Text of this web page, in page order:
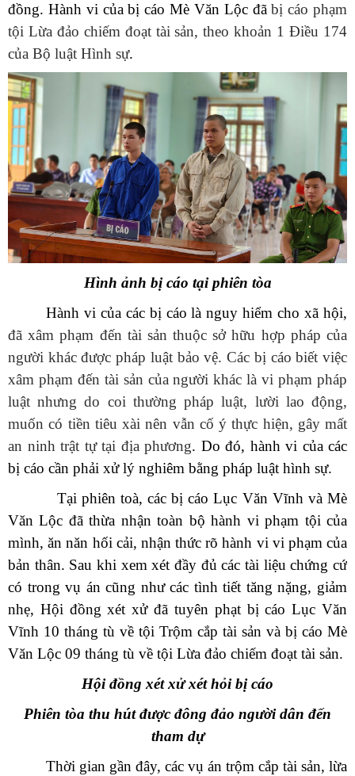
đồng. Hành vi của bị cáo Mè Văn Lộc đãbị cáo phạm
tội Lừa đảo chiếm đoạt tài sản, theo khoản 1 Điều 174
của Bộ luật Hình sự.
Hình ảnh bị cáo tại phiên tòa
Hành vi của các bị cáo là nguy hiểm cho xã hội,
đã xâm phạm đến tài sản thuộc sở hữu hợp pháp của
người khác được pháp luật bảo vệ. Các bị cáo biết việc
xâm phạm đến tài sản của người khác là vi phạm pháp
luật nhưng do coi thường pháp luật, lười lao động,
muốn có tiền tiêu xài nên vẫn cố ý thực hiện, gây mất
an ninh trật tự tại địa phương. Do đó, hành vi của các
bị cáo cần phải xử lý nghiêm bằng pháp luật hình sự.
Tại phiên toà, cácbị cáoLục Văn Vĩnh và Mè
Văn Lộc đã thừa nhận toàn bộ hành vi phạm tội của
mình, ăn năn hối cải, nhận thức rõ hành vi vi phạm của
bản thân. Sau khi xem xét đầy đủ các tài liệu chứng cứ
có trong vụ án cũng như các tình tiết tăng nặng, giảm
nhẹ, Hội đồng xét xử đã tuyên phạt bị cáoLục Văn
Vĩnh 10 tháng tù về tội Trộm cắp tài sản và bị cáo Mè
Văn Lộc 09 tháng tù về tội Lừa đảo chiếm đoạt tài sản.
Hội đồng xét xử xét hỏi bị cáo
Phiên tòa thu hút được đông đảo người dân đến
tham dự
Thời gian gần đây, các vụ án trộm cắp tài sản, lừa